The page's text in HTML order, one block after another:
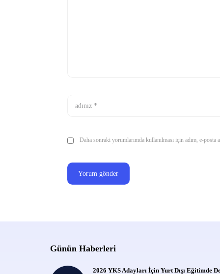
Daha sonraki yorumlarımda kullanılması için adım, e-posta
Günün Haberleri
2026 YKS Adayları İçin Yurt Dışı Eğitimde